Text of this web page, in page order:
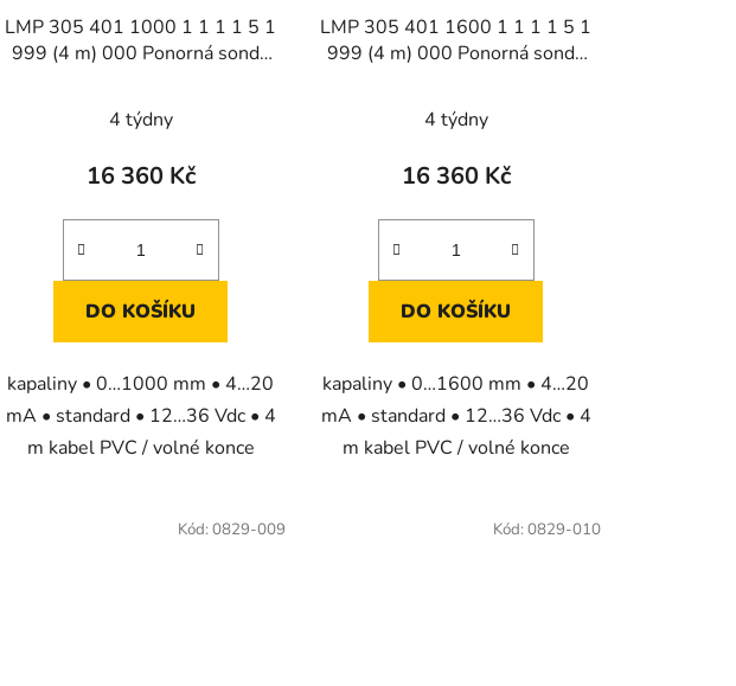
LMP 305 401 1000 1 1 1 1 5 1
999 (4 m) 000 Ponorná sonda
kapalin
4 týdny
16 360 Kč
DO KOŠÍKU
kapaliny • 0…1000 mm • 4…20
mA • standard • 12…36 Vdc • 4
m kabel PVC / volné konce
LMP 305 401 1600 1 1 1 1 5 1
999 (4 m) 000 Ponorná sonda
kapalin
4 týdny
16 360 Kč
DO KOŠÍKU
kapaliny • 0…1600 mm • 4…20
mA • standard • 12…36 Vdc • 4
m kabel PVC / volné konce
Kód: 0829-009 Kód: 0829-010